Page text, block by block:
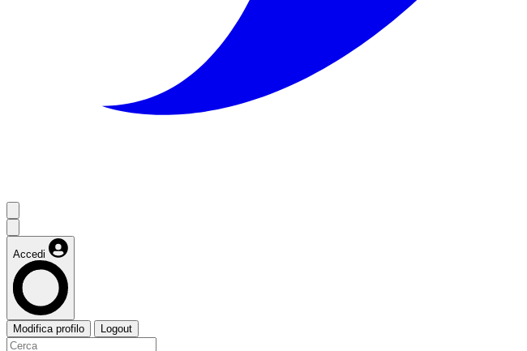
Accedi
Modifica profilo Logout